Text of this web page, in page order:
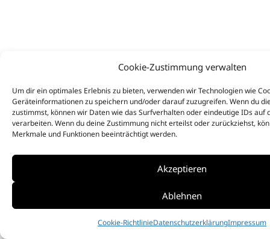
Cookie-Zustimmung verwalten
Um dir ein optimales Erlebnis zu bieten, verwenden wir Technologien wie
Geräteinformationen zu speichern und/oder darauf zuzugreifen. Wenn du
zustimmst, können wir Daten wie das Surfverhalten oder eindeutige IDs auf
verarbeiten. Wenn du deine Zustimmung nicht erteilst oder zurückziehst,
Merkmale und Funktionen beeinträchtigt werden.
Akzeptieren
Ablehnen
Cookie-RichtlinieDatenschutzerklärungImpressum